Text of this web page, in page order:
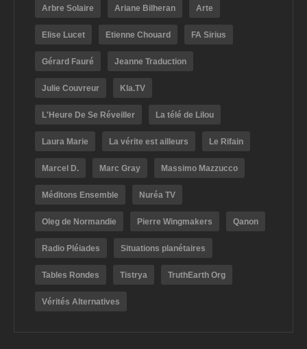
Arbre Solaire Ariane Bilheran Arte
Elise Lucet Etienne Chouard FA Sirius
Gérard Fauré Jeanne Traduction
Julie Couvreur Kla.TV
L'Heure De Se Réveiller La télé de Lilou
Laura Marie La vérite est ailleurs Le Rifain
Marcel D. Marc Gray Massimo Mazzucco
Méditons Ensemble Nuréa TV
Oleg de Normandie Pierre Wingmakers Qanon
Radio Pléiades Situations planétaires
Tables Rondes Tistrya TruthEarth Org
Vérités Alternatives